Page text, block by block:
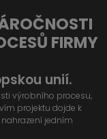
FIRMY
unií.
výrobního procesu,
projektu dojde k
jedním